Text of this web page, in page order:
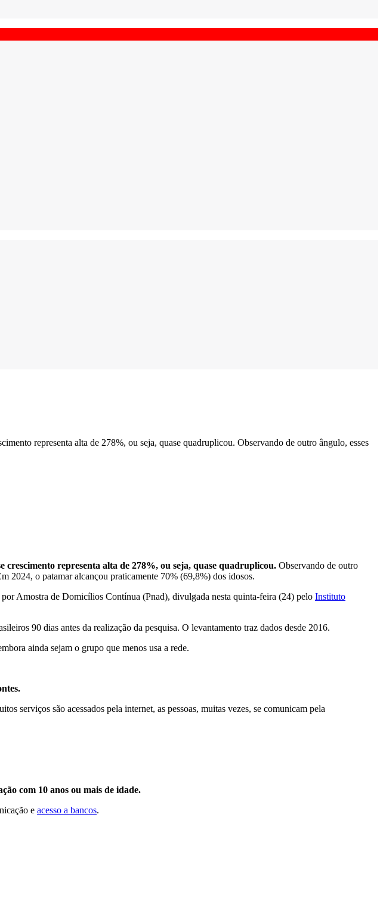
representa alta de 278%, ou seja, quase quadruplicou. Observando de outro ângulo, esses
crescimento representa alta de 278%, ou seja, quase quadruplicou. Observando de outro
2024, o patamar alcançou praticamente 70% (69,8%) dos idosos.
Amostra de Domicílios Contínua (Pnad), divulgada nesta quinta-feira (24) pelo Instituto
90 dias antes da realização da pesquisa. O levantamento traz dados desde 2016.
ainda sejam o grupo que menos usa a rede.
serviços são acessados pela internet, as pessoas, muitas vezes, se comunicam pela
com 10 anos ou mais de idade.
e acesso a bancos.